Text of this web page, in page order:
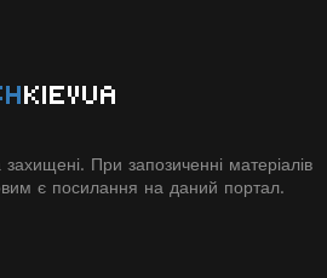
KIEVUA
захищені. При запозиченні матеріалів
є посилання на даний портал.